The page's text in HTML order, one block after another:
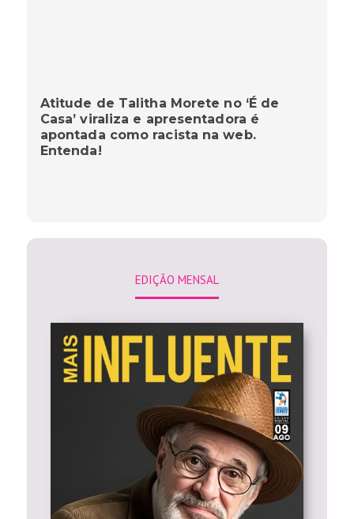
Atitude de Talitha Morete no ‘É de
Casa’ viraliza e apresentadora é
apontada como racista na web.
Entenda!
EDIÇÃO MENSAL